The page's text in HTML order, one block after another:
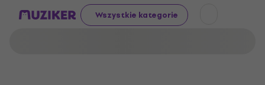
Wszystkie kategorie